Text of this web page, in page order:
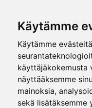
Käytämme
Käytämme
käyttäjäkokemusta
näyttääksemme
mainoksia,
sekä lisätäksemme